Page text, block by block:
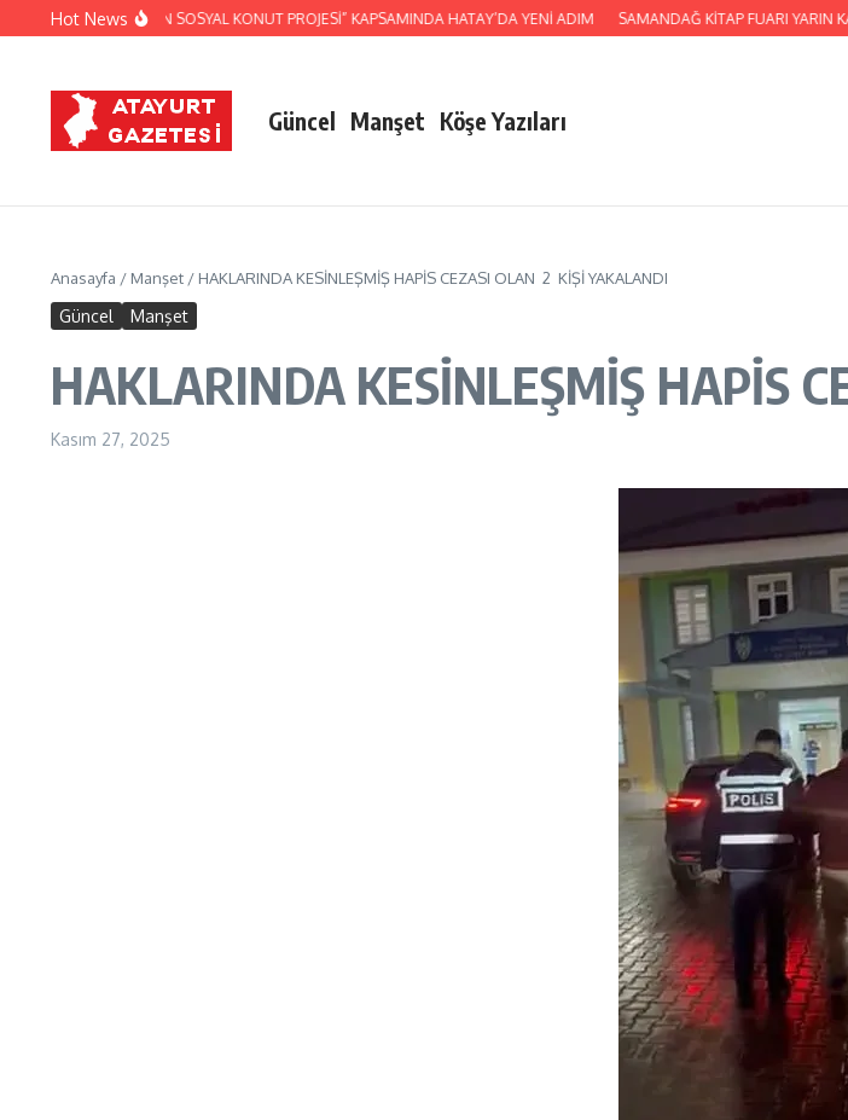
İçeriğe atlaHot News
TÜRKİYE 500 BİN SOSYAL KONUT PROJESİ” KAPSAMINDA HATAY’DA YENİ ADIM SAMANDAĞ KİTAP FUARI YARIN
Güncel Manşet Köşe Yazıları
Anasayfa / Manşet / HAKLARINDA KESİNLEŞMİŞ HAPİS CEZASI OLAN 2 KİŞİ YAKALANDI
Güncel Manşet
HAKLARINDA KESİNLEŞMİŞ HAPİS
Kasım 27, 2025